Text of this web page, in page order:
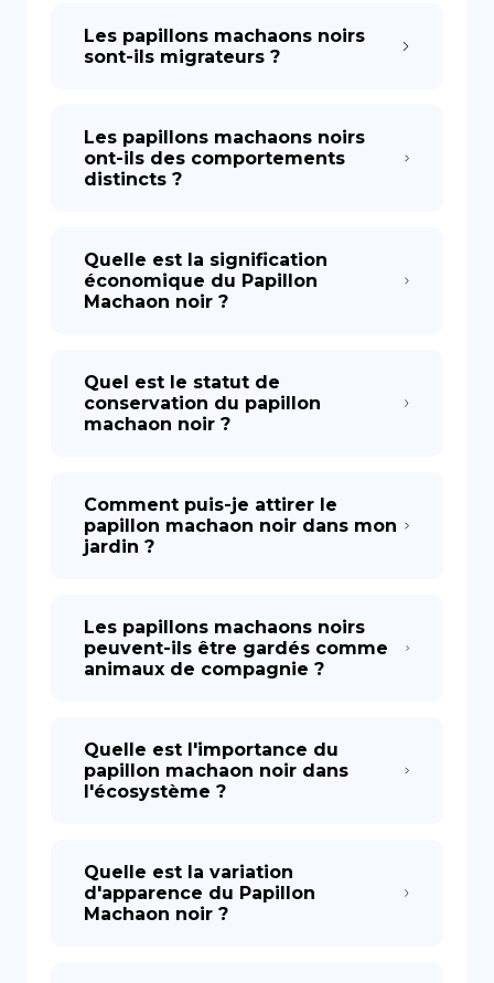
Les papillons machaons noirs
sont-ils migrateurs ?
Les papillons machaons noirs
ont-ils des comportements
distincts ?
Quelle est la signification
économique du Papillon
Machaon noir ?
Quel est le statut de
conservation du papillon
machaon noir ?
Comment puis-je attirer le
papillon machaon noir dans mon
jardin ?
Les papillons machaons noirs
peuvent-ils être gardés comme
animaux de compagnie ?
Quelle est l'importance du
papillon machaon noir dans
l'écosystème ?
Quelle est la variation
d'apparence du Papillon
Machaon noir ?